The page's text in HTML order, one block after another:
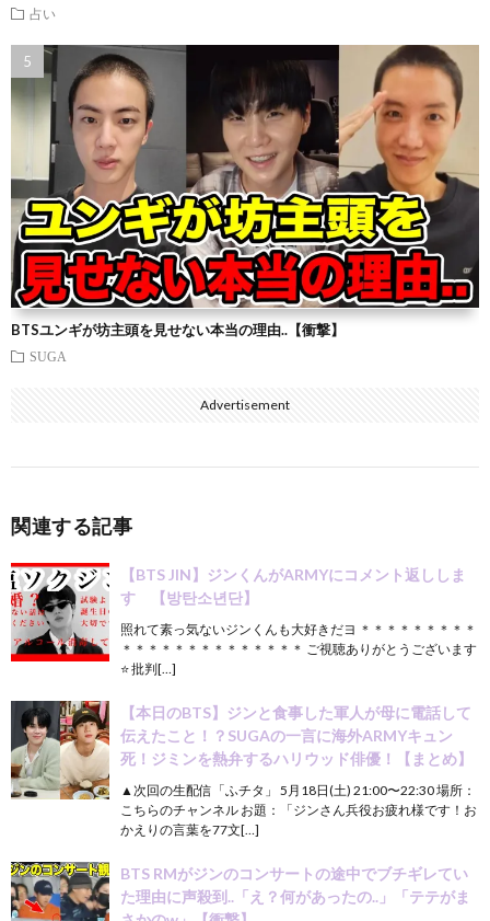
占い
BTSユンギが坊主頭を見せない本当の理由..【衝撃】
SUGA
Advertisement
関連する記事
【BTS JIN】ジンくんがARMYにコメント返ししま
す 【방탄소년단】
照れて素っ気ないジンくんも大好きだヨ ＊＊＊＊＊＊＊＊＊
＊＊＊＊＊＊＊＊＊＊＊＊＊＊ ご視聴ありがとうございます
⭐️ 批判[…]
【本日のBTS】ジンと食事した軍人が母に電話して
伝えたこと！？SUGAの一言に海外ARMYキュン
死！ジミンを熱弁するハリウッド俳優！【まとめ】
▲次回の生配信「ふチタ」 5月18日(土) 21:00〜22:30 場所：
こちらのチャンネル お題：「ジンさん兵役お疲れ様です！お
かえりの言葉を77文[…]
BTS RMがジンのコンサートの途中でブチギレてい
た理由に声殺到..「え？何があったの..」「テテがま